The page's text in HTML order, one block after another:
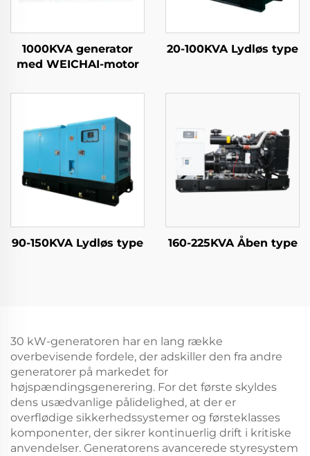
1000KVA generator
med WEICHAI-motor
20-100KVA Lydløs type
90-150KVA Lydløs type 160-225KVA Åben type
30 kW-generatoren har en lang række
overbevisende fordele, der adskiller den fra andre
generatorer på markedet for
højspændingsgenerering. For det første skyldes
dens usædvanlige pålidelighed, at der er
overflødige sikkerhedssystemer og førsteklasses
komponenter, der sikrer kontinuerlig drift i kritiske
anvendelser. Generatorens avancerede styresystem